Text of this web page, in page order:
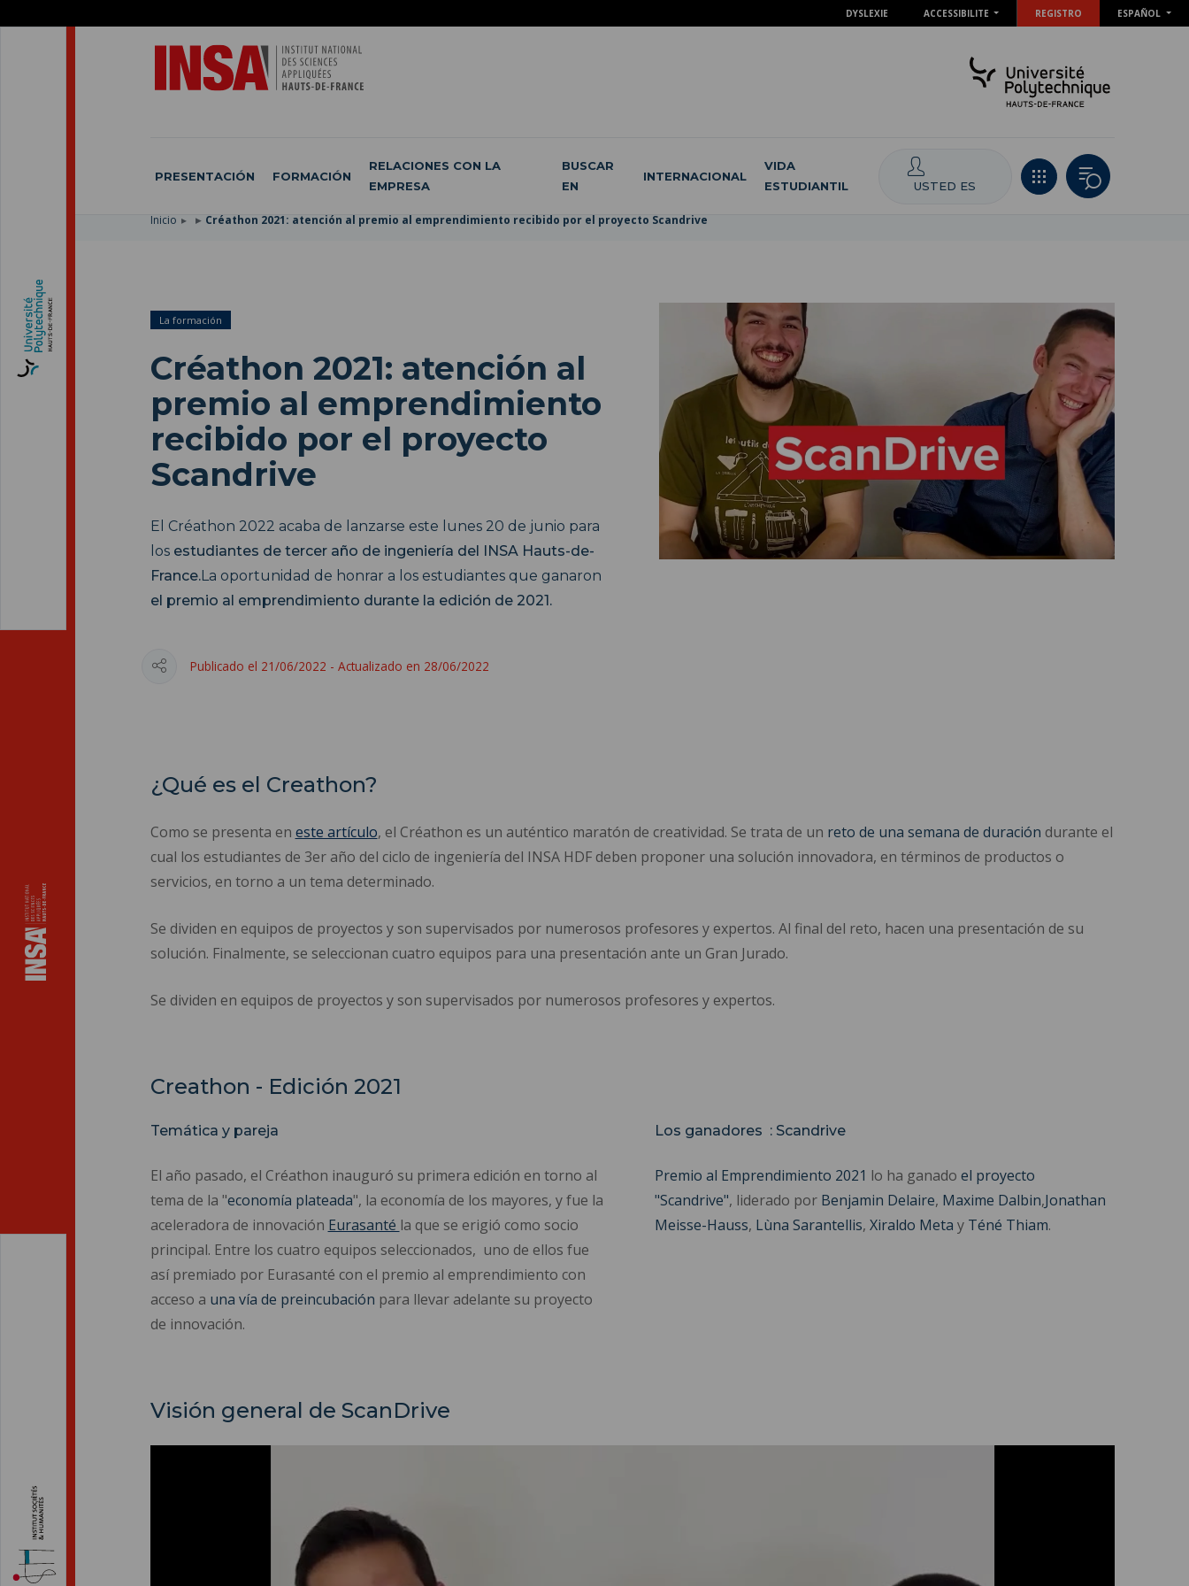
DYSLEXIE ACCESSIBILITE REGISTRO ESPAÑOL
PRESENTACIÓN FORMACIÓN
RELACIONES CON LA
EMPRESA
BUSCAR
EN
INTERNACIONAL
VIDA
ESTUDIANTIL
USTED ES
Inicio Créathon 2021: atención al premio al emprendimiento recibido por el proyecto Scandrive
La formación
Créathon 2021: atención al
premio al emprendimiento
recibido por el proyecto
Scandrive
El Créathon 2022 acaba de lanzarse este lunes 20 de junio para
los estudiantes de tercer año de ingeniería del INSA Hauts-de-
France.La oportunidad de honrar a los estudiantes que ganaron
el premio al emprendimiento durante la edición de 2021.
Publicado el 21/06/2022 - Actualizado en 28/06/2022
¿Qué es el Creathon?
Como se presenta en este artículo, el Créathon es un auténtico maratón de creatividad. Se trata de un reto de una semana de duración durante el
cual los estudiantes de 3er año del ciclo de ingeniería del INSA HDF deben proponer una solución innovadora, en términos de productos o
servicios, en torno a un tema determinado.
Se dividen en equipos de proyectos y son supervisados por numerosos profesores y expertos. Al final del reto, hacen una presentación de su
solución. Finalmente, se seleccionan cuatro equipos para una presentación ante un Gran Jurado.
Se dividen en equipos de proyectos y son supervisados por numerosos profesores y expertos.
Creathon - Edición 2021
Temática y pareja
El año pasado, el Créathon inauguró su primera edición en torno al
tema de la "economía plateada", la economía de los mayores, y fue la
aceleradora de innovación Eurasanté la que se erigió como socio
principal. Entre los cuatro equipos seleccionados, uno de ellos fue
así premiado por Eurasanté con el premio al emprendimiento con
acceso a una vía de preincubación para llevar adelante su proyecto
de innovación.
Los ganadores : Scandrive
Premio al Emprendimiento 2021 lo ha ganado el proyecto
"Scandrive", liderado por Benjamin Delaire, Maxime Dalbin,Jonathan
Meisse-Hauss, Lùna Sarantellis, Xiraldo Meta y Téné Thiam.
Visión general de ScanDrive